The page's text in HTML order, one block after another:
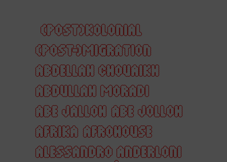
(POST)KOLONIAL
(POST-)MIGRATION
ABDELLAH CHOUAIKH
ABDULLAH MORADI
ABE JALLOH ABE JOLLOH
AFRIKA AFROHOUSE
ALESSANDRO ANDERLONI